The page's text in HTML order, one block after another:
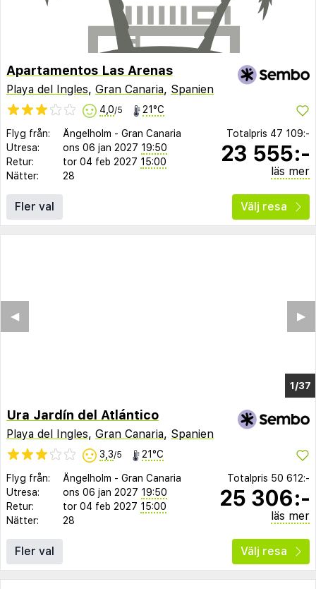
Apartamentos Las Arenas
Playa del Ingles, Gran Canaria, Spanien
4,0/5 21°C
Flyg från: Ängelholm - Gran Canaria
Utresa:
ons 06 jan 2027 19:50
Retur:
tor 04 feb 2027 15:00
Nätter:
28
Totalpris 47 109:-
23 555:-
läs mer
Fler val Välj resa
1/33
▶︎
◀︎
Ura Jardín del Atlántico
Playa del Ingles, Gran Canaria, Spanien
3,3/5 21°C
Flyg från: Ängelholm - Gran Canaria
Utresa:
ons 06 jan 2027 19:50
Retur:
tor 04 feb 2027 15:00
Nätter:
28
Totalpris 50 612:-
25 306:-
läs mer
Fler val Välj resa